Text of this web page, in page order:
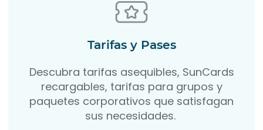
Tarifas y Pases
Descubra tarifas asequibles, SunCards
recargables, tarifas para grupos y
paquetes corporativos que satisfagan
sus necesidades.